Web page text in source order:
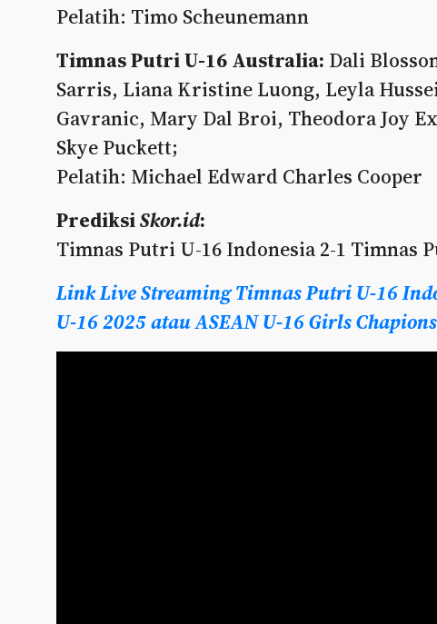
Pelatih: Timo Scheunemann
Timnas Putri U-16 Australia: Dali
Sarris, Liana Kristine Luong, Leyla
Gavranic, Mary Dal Broi, Theodora Joy
Skye Puckett;
Pelatih: Michael Edward Charles Cooper
PrediksiSkor.id:
Timnas Putri U-16 Indonesia 2-1 Timnas
Link Live Streaming Timnas Putri U-16
U-16 2025 atau ASEAN U-16 Girls